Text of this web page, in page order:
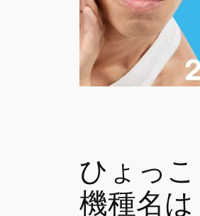
ひょっ
機種名は